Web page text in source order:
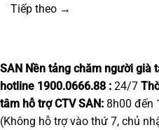
Tiếp theo →
SAN Nền tảng chăm người già
hotline 1900.0666.88 : 24/7
tâm hỗ trợ CTV SAN: 8h00 đến
(Không hỗ trợ vào thứ 7, chủ